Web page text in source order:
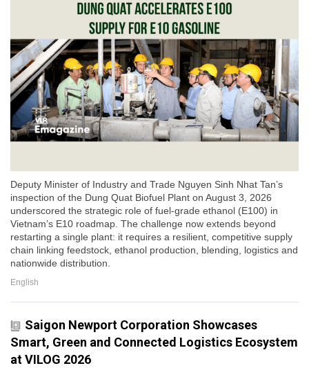
Deputy Minister of Industry and Trade Nguyen Sinh Nhat Tan’s
inspection of the Dung Quat Biofuel Plant on August 3, 2026
underscored the strategic role of fuel-grade ethanol (E100) in
Vietnam’s E10 roadmap. The challenge now extends beyond
restarting a single plant: it requires a resilient, competitive supply
chain linking feedstock, ethanol production, blending, logistics and
nationwide distribution.
English
Saigon Newport Corporation Showcases
Smart, Green and Connected Logistics Ecosystem
at VILOG 2026